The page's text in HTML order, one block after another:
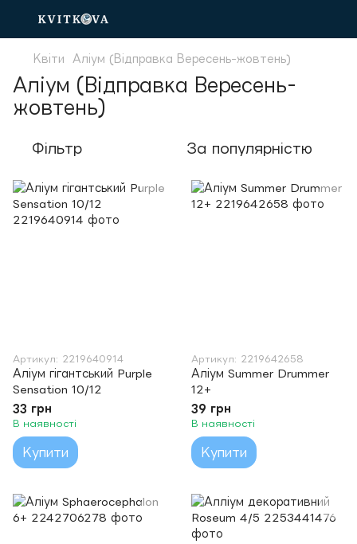
Квіти Аліум (Відправка Вересень-жовтень)
Аліум (Відправка Вересень-
жовтень)
Фільтр За популярністю
Артикул: 2219640914
Аліум гігантський Purple
Sensation 10/12
33 грн
В наявності
Купити
Артикул: 2219642658
Аліум Summer Drummer
12+
39 грн
В наявності
Купити